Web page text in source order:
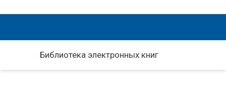
Библиотека электронных книг